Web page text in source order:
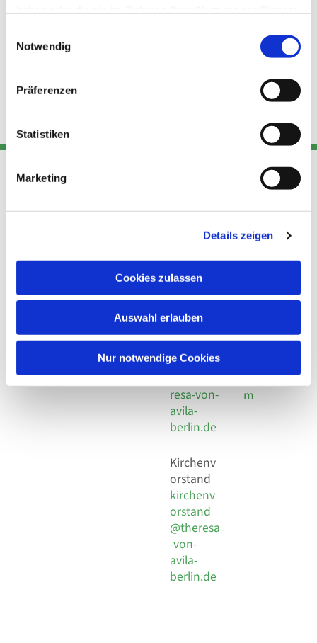
Notwendig
Präferenzen
Statistiken
Marketing
Details zeigen
Cookies zulassen
Auswahl erlauben
Nur notwendige Cookies
Adresse
Kirchengemeinde Pfarrei
Hl. Theresa von Avila Berlin
Leitender Pfarrer - Norbert
Behaimstr. 39
Kont
Telefon
+49 30
924 64 28
Fax +49
30 924 54
18
E-Mail
info@the
resa-von-
avila-
berlin.de
Kirchenv
orstand
kirchenv
orstand
@theresa
-von-
avila-
berlin.de
Links
Datensch
utz
Social
Impressu
m